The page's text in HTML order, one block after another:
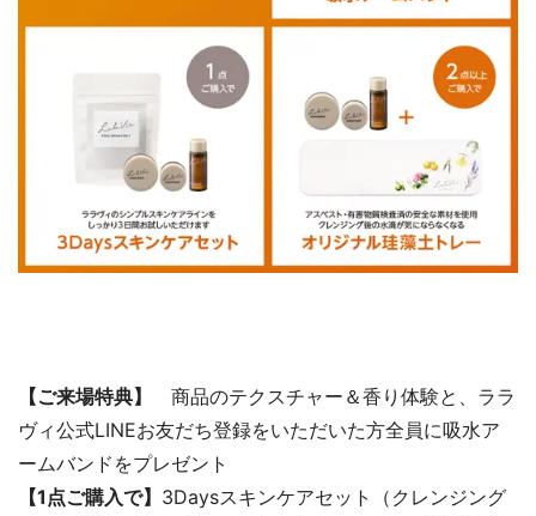
【ご来場特典】 商品のテクスチャー＆香り体験と、ララ
ヴィ公式LINEお友だち登録をいただいた方全員に吸水ア
ームバンドをプレゼント
【1点ご購入で】 3Daysスキンケアセット（クレンジング